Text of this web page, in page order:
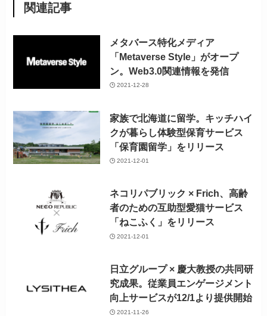
関連記事
メタバース特化メディア
「Metaverse Style」がオープ
ン。Web3.0関連情報を発信
2021-12-28
家族で北海道に留学。キッチハイ
クが暮らし体験型保育サービス
「保育園留学」をリリース
2021-12-01
ネコリパブリック × Frich、高齢
者のための互助型愛猫サービス
「ねこふく」をリリース
2021-12-01
日立グループ × 慶大教授の共同研
究成果。従業員エンゲージメント
向上サービスが12/1より提供開始
2021-11-26